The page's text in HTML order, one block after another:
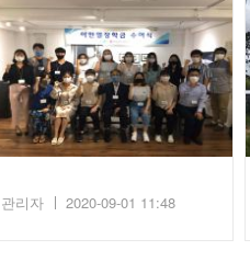
관리자 2020-09-01 11:48